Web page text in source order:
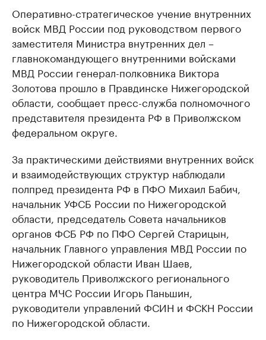
Оперативно-стратегическое учение внутренних
войск МВД России под руководством первого
заместителя Министра внутренних дел –
главнокомандующего внутренними войсками
МВД России генерал-полковника Виктора
Золотова прошло в Правдинске Нижегородской
области, сообщает пресс-служба полномочного
представителя президента РФ в Приволжском
федеральном округе.
За практическими действиями внутренних войск
и взаимодействующих структур наблюдали
полпред президента РФ в ПФО Михаил Бабич,
начальник УФСБ России по Нижегородской
области, председатель Совета начальников
органов ФСБ РФ по ПФО Сергей Старицын,
начальник Главного управления МВД России по
Нижегородской области Иван Шаев,
руководитель Приволжского регионального
центра МЧС России Игорь Паньшин,
руководители управлений ФСИН и ФСКН России
по Нижегородской области.